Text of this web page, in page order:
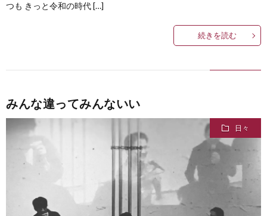
つも きっと令和の時代 […]
続きを読む
みんな違ってみんないい
日々